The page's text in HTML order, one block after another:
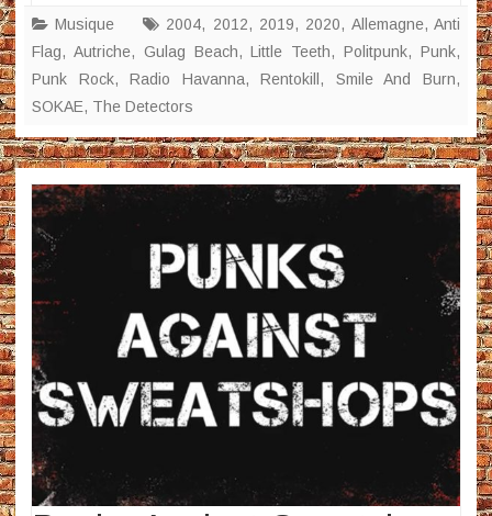
Musique 2004, 2012, 2019, 2020, Allemagne,Anti
Flag, Autriche, Gulag Beach,Little Teeth,Politpunk,Punk,
Punk Rock,Radio Havanna,Rentokill , Smile And Burn,
SOKAE, The Detectors